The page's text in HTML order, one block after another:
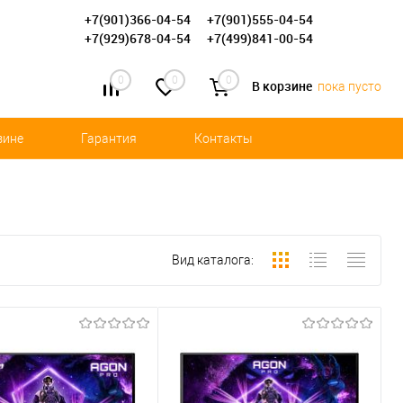
+7(901)366-04-54
+7(901)555-04-54
+7(929)678-04-54
+7(499)841-00-54
0 0 0 В корзине пока пусто
Гарантия Контакты
Вид каталога: